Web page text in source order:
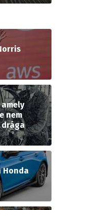
amely
nem
drága
Honda